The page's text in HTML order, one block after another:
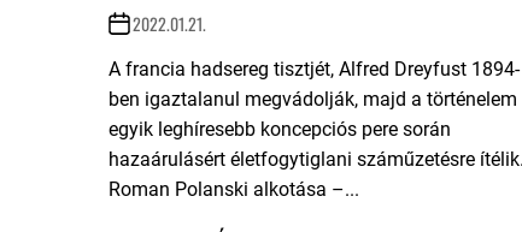
2022.01.21.
A francia hadsereg tisztjét, Alfred Dreyfust 1894-
ben igaztalanul megvádolják, majd a történelem
egyik leghíresebb koncepciós pere során
hazaárulásért életfogytiglani száműzetésre ítélik.
Roman Polanski alkotása –...